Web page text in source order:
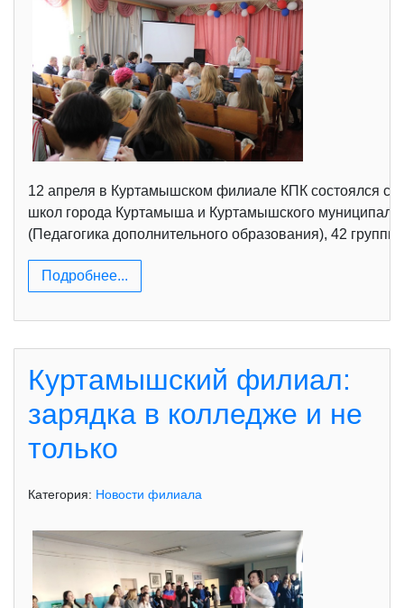
12 апреля в Куртамышском филиале КПК состоялся
школ города Куртамыша и Куртамышского
(Педагогика дополнительного образования), 42
Подробнее...
Куртамышский филиал:
зарядка в колледже и не
только
Категория: Новости филиала